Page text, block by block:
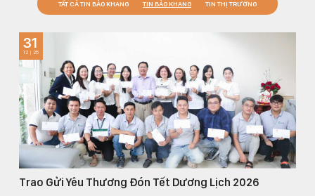
TẤT CẢ TIN BẢO KHANG TIN BẢO KHANG TIN THỊ TRƯỜNG
Trao Gửi Yêu Thương Đón Tết Dương Lịch 2026
31
12 | 25